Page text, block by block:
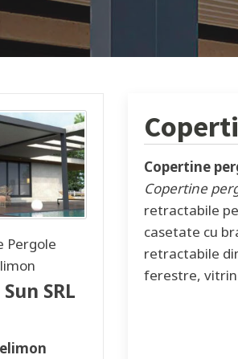
Pergole
SRL
Copertine
Copertine
retractabile
casetate cu
retractabile
ferestre,